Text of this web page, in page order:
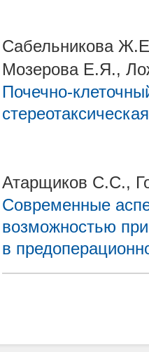
Сабельникова
Мозерова Е.Я.,
Почечно-
Атарщиков С.С.,
Современные
возможностью
в